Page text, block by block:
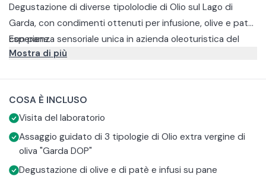
Degustazione di diverse tipololodie di Olio sul Lago di
Garda, con condimenti ottenuti per infusione, olive e paté
con pane.
Esperienza sensoriale unica in azienda oleoturistica del
Lago di Garda pluripremiata in diversi concorsi nazionali ed
qualità: dall’olio certificato Garda DOP, alle selezioni
Premium e Oro del Vajo, con condimenti ottenuti
naturalmente per infusione, olive e paté su del buon pane.
Mostra di più
COSA È INCLUSO
Visita del laboratorio
Assaggio guidato di 3 tipologie di Olio extra vergine di
oliva "Garda DOP"
Degustazione di olive e di patè e infusi su pane